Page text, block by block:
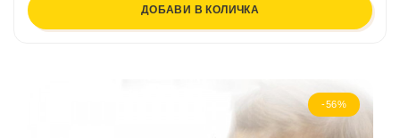
ДОБАВИ В КОЛИЧКА
-56%